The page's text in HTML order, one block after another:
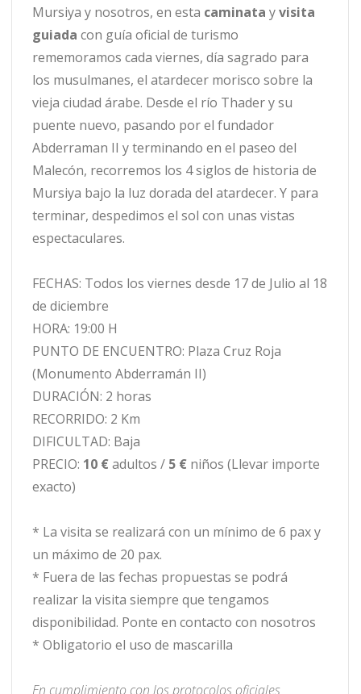
Mursiya y nosotros, en esta caminata yvisita
guiada con guía oficial de turismo
rememoramos cada viernes, día sagrado para
los musulmanes, el atardecer morisco sobre la
vieja ciudad árabe. Desde el río Thader y su
puente nuevo, pasando por el fundador
Abderraman II y terminando en el paseo del
Malecón, recorremos los 4 siglos de historia de
Mursiya bajo la luz dorada del atardecer. Y para
terminar, despedimos el sol con unas vistas
espectaculares.
FECHAS: Todos los viernes desde 17 de Julio al 18
de diciembre
HORA: 19:00 H
PUNTO DE ENCUENTRO: Plaza Cruz Roja
(Monumento Abderramán II)
DURACIÓN: 2 horas
RECORRIDO: 2 Km
DIFICULTAD: Baja
PRECIO: 10 €adultos / 5 € niños (Llevar importe
exacto)
* La visita se realizará con un mínimo de 6 pax y
un máximo de 20 pax.
* Fuera de las fechas propuestas se podrá
realizar la visita siempre que tengamos
disponibilidad. Ponte en contacto con nosotros
* Obligatorio el uso de mascarilla
En cumplimiento con los protocolos oficiales